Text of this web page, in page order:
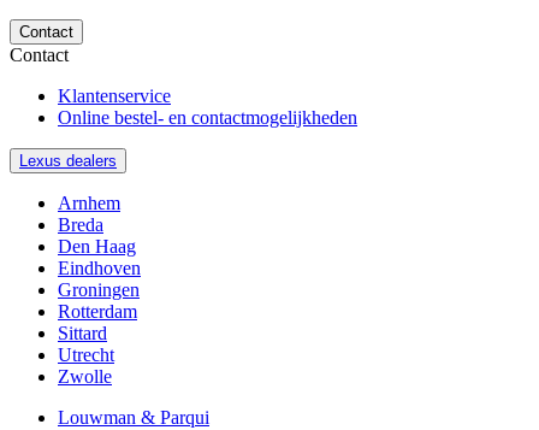
Contact
Contact
Klantenservice
Online bestel- en contactmogelijkheden
Lexus dealers
Arnhem
Breda
Den Haag
Eindhoven
Groningen
Rotterdam
Sittard
Utrecht
Zwolle
Louwman & Parqui